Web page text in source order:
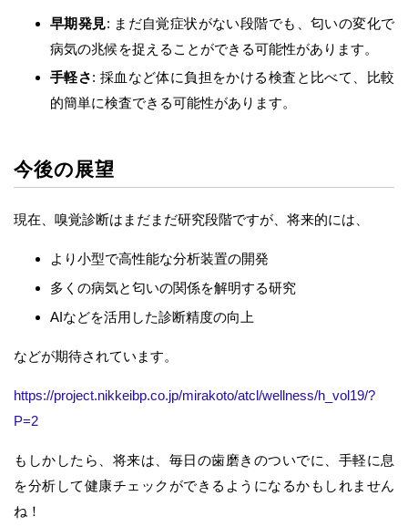
早期発見: まだ自覚症状がない段階でも、匂いの変化で
病気の兆候を捉えることができる可能性があります。
手軽さ: 採血など体に負担をかける検査と比べて、比較
的簡単に検査できる可能性があります。
今後の展望
現在、嗅覚診断はまだまだ研究段階ですが、将来的には、
より小型で高性能な分析装置の開発
多くの病気と匂いの関係を解明する研究
AIなどを活用した診断精度の向上
などが期待されています。
https://project.nikkeibp.co.jp/mirakoto/atcl/wellness/h_vol19/?
P=2
もしかしたら、将来は、毎日の歯磨きのついでに、手軽に息
を分析して健康チェックができるようになるかもしれません
ね！